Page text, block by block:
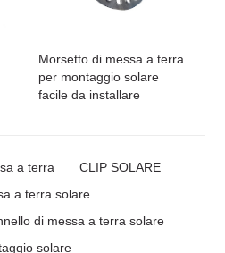
Morsetto di messa a terra
per montaggio solare
facile da installare
a terra
CLIP SOLARE
a terra solare
di messa a terra solare
solare